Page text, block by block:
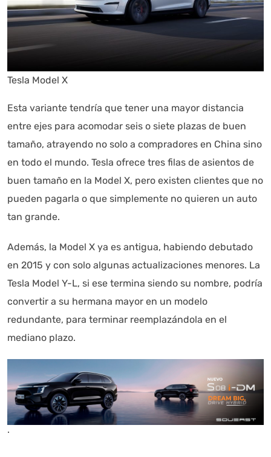
Tesla Model X
Esta variante tendría que tener una mayor distancia
entre ejes para acomodar seis o siete plazas de buen
tamaño, atrayendo no solo a compradores en China sino
en todo el mundo. Tesla ofrece tres filas de asientos de
buen tamaño en la Model X, pero existen clientes que no
pueden pagarla o que simplemente no quieren un auto
tan grande.
Además, la Model X ya es antigua, habiendo debutado
en 2015 y con solo algunas actualizaciones menores. La
Tesla Model Y-L, si ese termina siendo su nombre, podría
convertir a su hermana mayor en un modelo
redundante, para terminar reemplazándola en el
mediano plazo.
.